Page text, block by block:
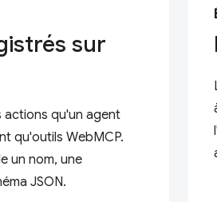
sur
actions qu'un agent
qu'outils WebMCP.
un nom, une
JSON.